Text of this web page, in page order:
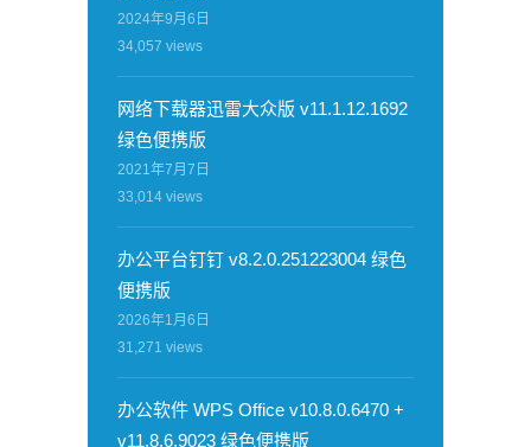
2024年9月6日
34,057 views
网络下载器迅雷大众版 v11.1.12.1692
绿色便携版
2021年7月7日
33,014 views
办公平台钉钉 v8.2.0.251223004 绿色
便携版
2026年1月6日
31,271 views
办公软件 WPS Office v10.8.0.6470 +
v11.8.6.9023 绿色便携版